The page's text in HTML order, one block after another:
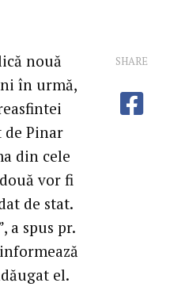
nouă
în urmă,
de Pinar
din cele
vor fi
de stat.
a spus pr.
el.
SHARE